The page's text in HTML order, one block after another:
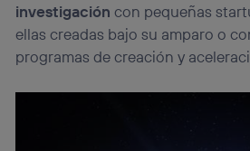
investigación con pequeñas
ellas creadas bajo su amparo o
programas de creación y